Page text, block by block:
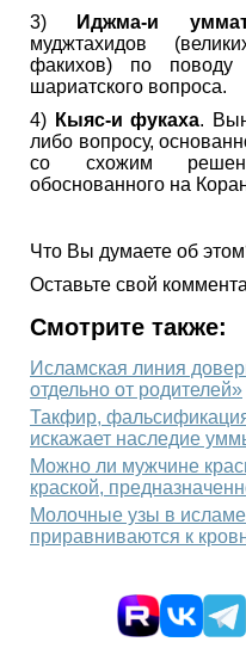
3)
Иджма-и
муджтахидов
факихов) по поводу
шариатского вопроса.
4) Кыяс-и фукаха.
либо вопросу,
со схожим
обоснованного на
Что Вы думаете об
Оставьте свой
Смотрите также:
Исламская линия
отдельно от родителей»
Такфир,
искажает наследие
Можно ли мужчине
краской,
Молочные узы в
приравниваются к